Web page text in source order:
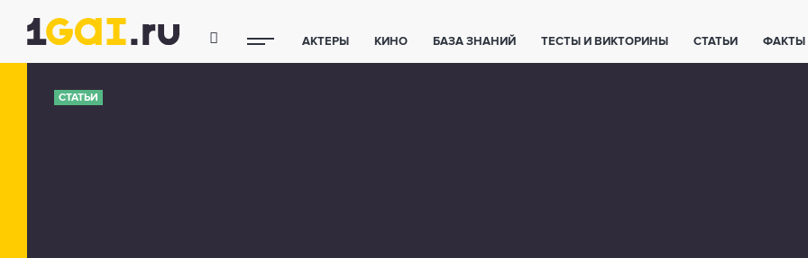
АКТЕРЫ КИНО БАЗА ЗНАНИЙ ТЕСТЫ И ВИКТОРИНЫ СТАТЬИ ФАКТЫ
СТАТЬИ